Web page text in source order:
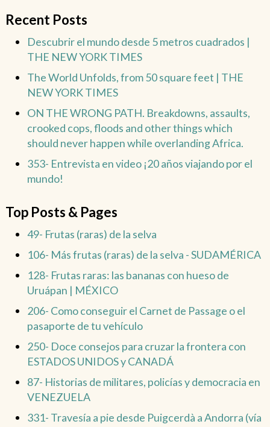
Recent Posts
Descubrir el mundo desde 5 metros cuadrados |
THE NEW YORK TIMES
The World Unfolds, from 50 square feet | THE
NEW YORK TIMES
ON THE WRONG PATH. Breakdowns, assaults,
crooked cops, floods and other things which
should never happen while overlanding Africa.
353- Entrevista en video ¡20 años viajando por el
mundo!
Top Posts & Pages
49- Frutas (raras) de la selva
106- Más frutas (raras) de la selva - SUDAMÉRICA
128- Frutas raras: las bananas con hueso de
Uruápan | MÉXICO
206- Como conseguir el Carnet de Passage o el
pasaporte de tu vehículo
250- Doce consejos para cruzar la frontera con
ESTADOS UNIDOS y CANADÁ
87- Historias de militares, policías y democracia en
VENEZUELA
331- Travesía a pie desde Puigcerdà a Andorra (vía